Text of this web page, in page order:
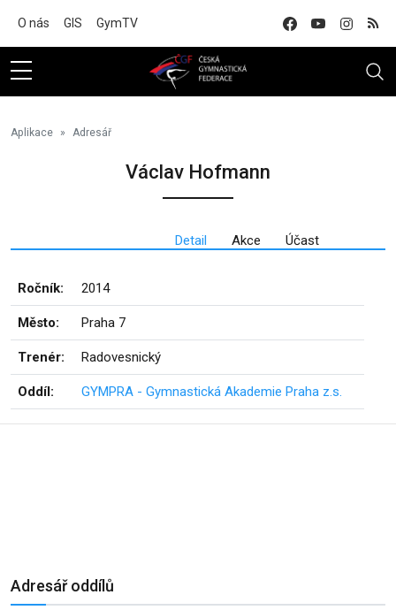
O nás GIS GymTV
Aplikace Adresář
Václav Hofmann
Detail Akce Účast
Ročník: 2014
Město: Praha 7
Trenér: Radovesnický
Oddíl: GYMPRA - Gymnastická Akademie Praha z.s.
Adresář oddílů